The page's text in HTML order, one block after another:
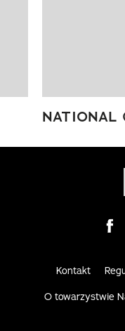
NATIONAL
Visit
Kontakt
O towarzystwie